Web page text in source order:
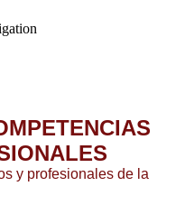
y profesionales de la